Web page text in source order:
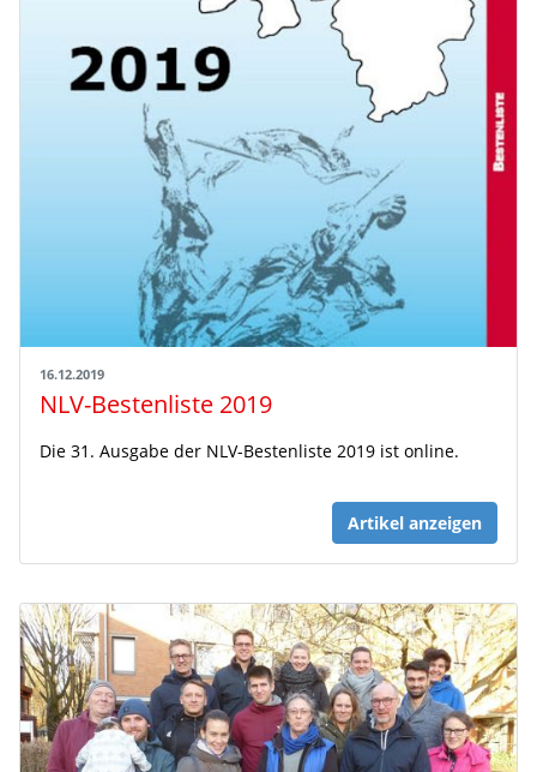
16.12.2019
NLV-Bestenliste 2019
Die 31. Ausgabe der NLV-Bestenliste 2019 ist online.
Artikel anzeigen